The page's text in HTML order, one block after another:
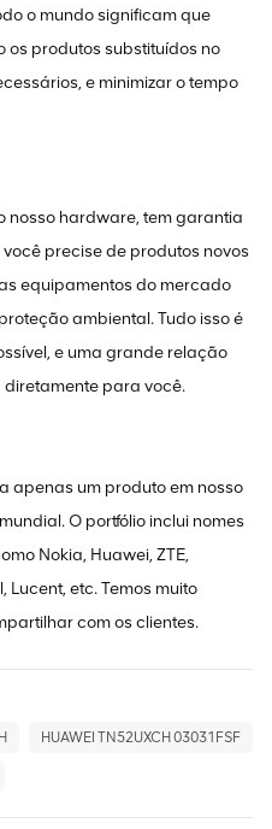
o mundo significam que
produtos substituídos no
e minimizar o tempo
nosso hardware, tem garantia
precise de produtos novos
equipamentos do mercado
ambiental. Tudo isso é
e uma grande relação
para você.
apenas um produto em nosso
O portfólio inclui nomes
Nokia, Huawei, ZTE,
Lucent, etc. Temos muito
com os clientes.
HUAWEI TN52UXCH 03031FSF